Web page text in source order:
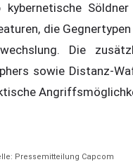
kybernetische
die Gegnertypen
Die
sowie Distanz-
Pressemitteilung Capcom